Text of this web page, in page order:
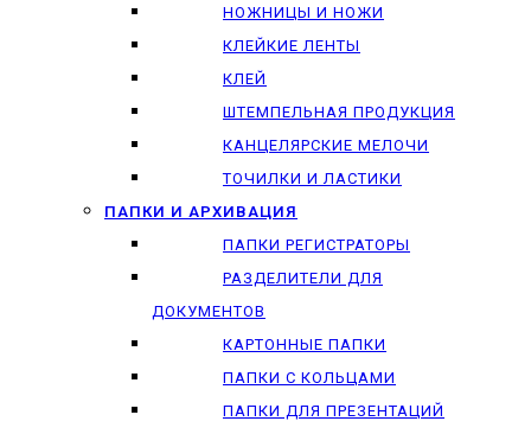
НОЖНИЦЫ И НОЖИ
КЛЕЙКИЕ ЛЕНТЫ
КЛЕЙ
ШТЕМПЕЛЬНАЯ ПРОДУКЦИЯ
КАНЦЕЛЯРСКИЕ МЕЛОЧИ
ТОЧИЛКИ И ЛАСТИКИ
ПАПКИ И АРХИВАЦИЯ
ПАПКИ РЕГИСТРАТОРЫ
РАЗДЕЛИТЕЛИ ДЛЯ
ДОКУМЕНТОВ
КАРТОННЫЕ ПАПКИ
ПАПКИ С КОЛЬЦАМИ
ПАПКИ ДЛЯ ПРЕЗЕНТАЦИЙ